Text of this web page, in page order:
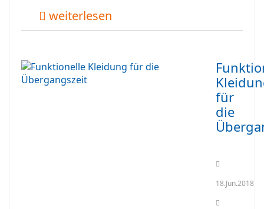
weiterlesen
für
die
18.Jun.2018